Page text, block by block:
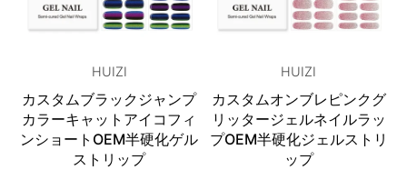
HUIZI
カスタムブラックジャンプ
カラーキャットアイコフィ
ンショートOEM半硬化ゲル
ストリップ
HUIZI
カスタムオンブレピンクグ
リッタージェルネイルラッ
プOEM半硬化ジェルストリ
ップ